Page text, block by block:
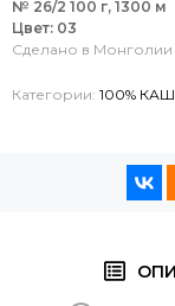
№ 26/2 100 г, 1300 м
Цвет: 03
Сделано в Монголии
Категории: 100%